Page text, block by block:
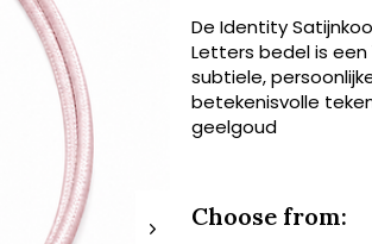
De Identity
Letters bedel is
subtiele,
betekenisvolle
geelgoud
Choose from: